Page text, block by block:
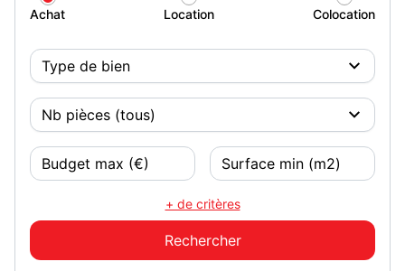
Achat Location Colocation
+ de critères